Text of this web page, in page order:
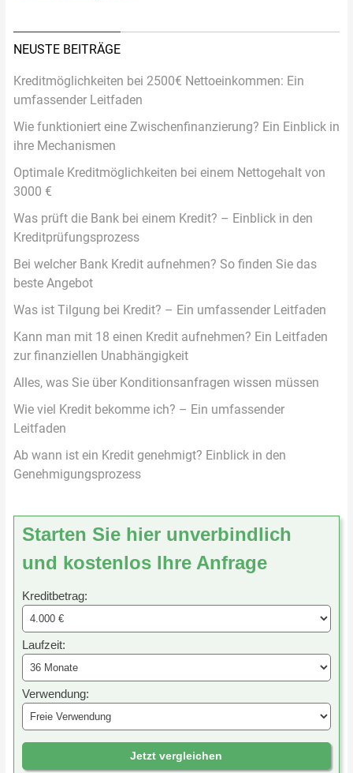
NEUSTE BEITRÄGE
Kreditmöglichkeiten bei 2500€ Nettoeinkommen: Ein
umfassender Leitfaden
Wie funktioniert eine Zwischenfinanzierung? Ein Einblick in
ihre Mechanismen
Optimale Kreditmöglichkeiten bei einem Nettogehalt von
3000 €
Was prüft die Bank bei einem Kredit? – Einblick in den
Kreditprüfungsprozess
Bei welcher Bank Kredit aufnehmen? So finden Sie das
beste Angebot
Was ist Tilgung bei Kredit? – Ein umfassender Leitfaden
Kann man mit 18 einen Kredit aufnehmen? Ein Leitfaden
zur finanziellen Unabhängigkeit
Alles, was Sie über Konditionsanfragen wissen müssen
Wie viel Kredit bekomme ich? – Ein umfassender
Leitfaden
Ab wann ist ein Kredit genehmigt? Einblick in den
Genehmigungsprozess
Starten Sie hier unverbindlich
und kostenlos Ihre Anfrage
Kreditbetrag:
Laufzeit:
Verwendung:
Jetzt vergleichen